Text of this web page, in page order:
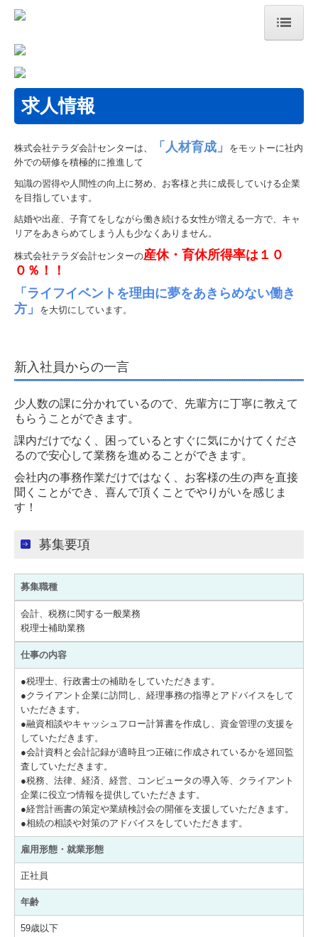
事務所紹介
税理士をお探しの方へ
事務所へのアクセス
事務所通信
個人情報保護方針
業務案内
相続・贈与でお悩みの方へ
会社設立を目指している方へ
社会保険・労務について
求人情報
TKCシステムQ&A
社長メニューASP版
お問合せ
アンケート
リンク集
働きやすい職場づくりへ
求人情報
株式会社テラダ会計センターは、 「人材育成」
をモットーに社内
外での研修を積極的に推進して
知識の習得や人間性の向上に努め、お客様と共に成長していける企業
を目指しています。
結婚や出産、子育てをしながら働き続ける女性が増える一方で、 キャ
リアをあきらめてしまう人も少なくありません。
株式会社テラダ会計センターの産休・育休所得率は１０
０％！！
「ライフイベントを理由に夢をあきらめない働き
方」
を大切にしています。
新入社員からの一言
少人数の課に分かれているので、先輩方に丁寧に教えて
もらうことができます。
課内だけでなく、困っているとすぐに気にかけてくださ
るので安心して業務を進めることができます。
会社内の事務作業だけではなく、お客様の生の声を直接
聞くことができ、喜んで頂くことでやりがいを感じま
す！
募集要項
募集職種
会計、税務に関する一般業務
税理士補助業務
仕事の内容
●税理士、行政書士の補助をしていただきます。
●クライアント企業に訪問し、経理事務の指導とアドバイスをして
いただきます。
●融資相談やキャッシュフロー計算書を作成し、資金管理の支援を
していただきます。
●会計資料と会計記録が適時且つ正確に作成されているかを巡回監
査していただきます。
●税務、法律、経済、経営、コンピュータの導入等、クライアント
企業に役立つ情報を提供していただきます。
●経営計画書の策定や業績検討会の開催を支援していただきます。
●相続の相談や対策のアドバイスをしていただきます。
雇用形態・就業形態
正社員
年齢
59歳以下